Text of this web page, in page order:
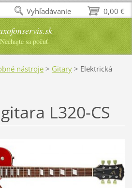
Nechajte sa počuť
nástroje > Gitary > Elektrická
L320-CS
0,00 €
Vyhľadávanie